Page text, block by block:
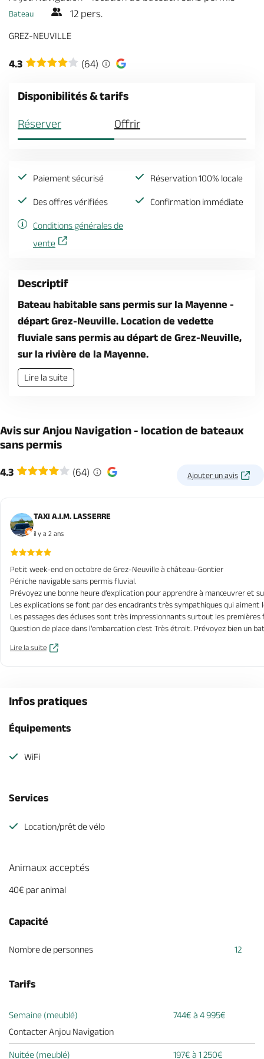
Billetterie en ligne
Bateau 12 pers.
GREZ-NEUVILLE
4.3 (64)
Disponibilités & tarifs
Réserver Offrir
Paiement sécurisé Réservation 100% locale
Des offres vérifiées Confirmation immédiate
Conditions générales de
vente
Descriptif
Bateau habitable sans permis sur la Mayenne -
départ Grez-Neuville. Location de vedette
fluviale sans permis au départ de Grez-Neuville,
sur la rivière de la Mayenne.
Lire la suite
Avis sur Anjou Navigation - location de bateaux
sans permis
4.3 (64) Ajouter un avis
TAXI A.I.M. LASSERRE
il y a 2 ans
Petit week-end en octobre de Grez-Neuville à château-Gontier
Péniche navigable sans permis fluvial.
Prévoyez une bonne heure d’explication pour apprendre à manœuvrer et
Les explications se font par des encadrants très sympathiques qui
Les passages des écluses sont très impressionnants surtout les premières
Question de place dans l’embarcation c’est Très étroit. Prévoyez bien un
Si vous prévoyez de manger dans la péniche ne prévoyez pas d’appareil
Très belle expérience
Pour information on ne peux pas avoir le mal de mer.
Les éclusiers sont très sympas et ne sont pas avares en paroles pour
Lire la suite
Infos pratiques
Équipements
WiFi
Services
Location/prêt de vélo
Animaux acceptés
40€ par animal
Capacité
Nombre de personnes 12
Tarifs
Semaine (meublé)
744€ à 4 995€
Contacter Anjou Navigation
Nuitée (meublé) 197€ à 1 250€